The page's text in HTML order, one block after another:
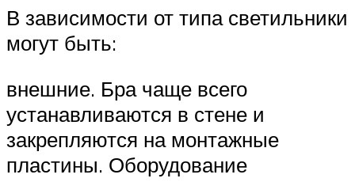
В зависимости от типа светильники
могут быть:
внешние. Бра чаще всего
устанавливаются в стене и
закрепляются на монтажные
пластины. Оборудование